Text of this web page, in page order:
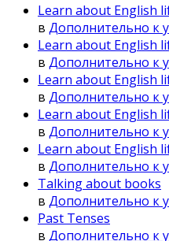
Learn about English
в Дополнительно к
Learn about English
в Дополнительно к
Learn about English
в Дополнительно к
Learn about English
в Дополнительно к
Learn about English
в Дополнительно к
Talking about books
в Дополнительно к
Past Tenses
в Дополнительно к